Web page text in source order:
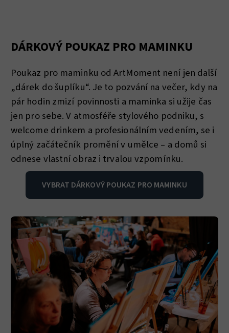
DÁRKOVÝ POUKAZ PRO MAMINKU
Poukaz pro maminku od ArtMoment není jen další
„dárek do šuplíku“. Je to pozvání na večer, kdy na
pár hodin zmizí povinnosti a maminka si užije čas
jen pro sebe. V atmosféře stylového podniku, s
welcome drinkem a profesionálním vedením, se i
úplný začátečník promění v umělce – a domů si
odnese vlastní obraz i trvalou vzpomínku.
VYBRAT DÁRKOVÝ POUKAZ PRO MAMINKU